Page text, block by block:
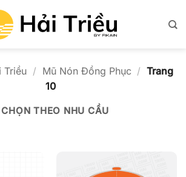
Triều / Mũ Nón Đồng Phục / Trang
10
CHỌN THEO NHU CẦU